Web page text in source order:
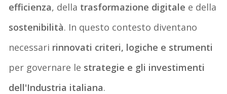
efficienza, della trasformazione digitale e della
sostenibilità. In questo contesto diventano
necessari rinnovati criteri, logiche e strumenti
per governare le strategie e gli investimenti
dell'Industria italiana.